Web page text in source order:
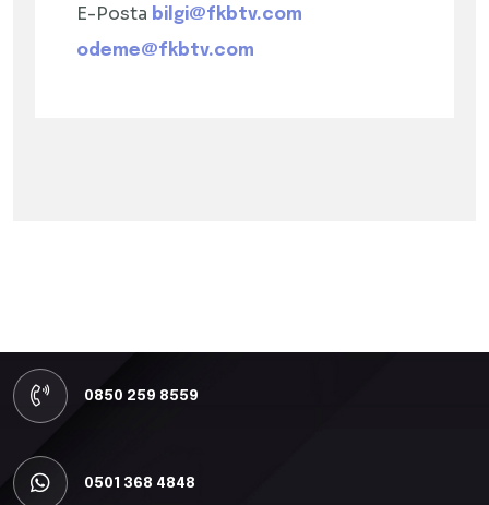
E-Posta bilgi@fkbtv.com
odeme@fkbtv.com
0850 259 8559
0501 368 4848